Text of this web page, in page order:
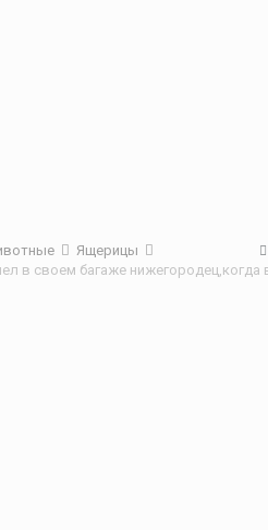
Ящерицы